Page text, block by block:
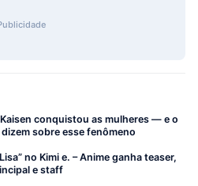
conquistou as mulheres — e o
sobre esse fenômeno
no Kimi e. – Anime ganha teaser,
e staff